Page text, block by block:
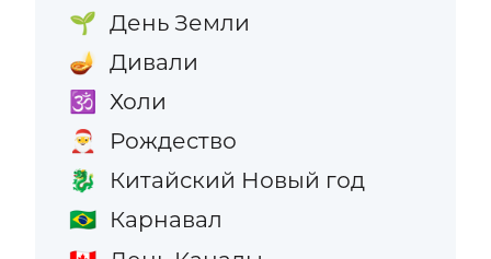
🌱 День Земли
🪔 Дивали
🕉️ Холи
🎅 Рождество
🐉 Китайский Новый год
🇧🇷 Карнавал